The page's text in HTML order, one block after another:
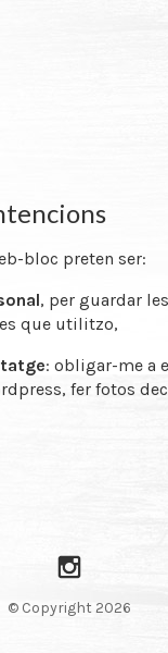
bloc preten ser:
, per guardar
que utilitzo,
: obligar-me a
fer fotos
© Copyright 2026